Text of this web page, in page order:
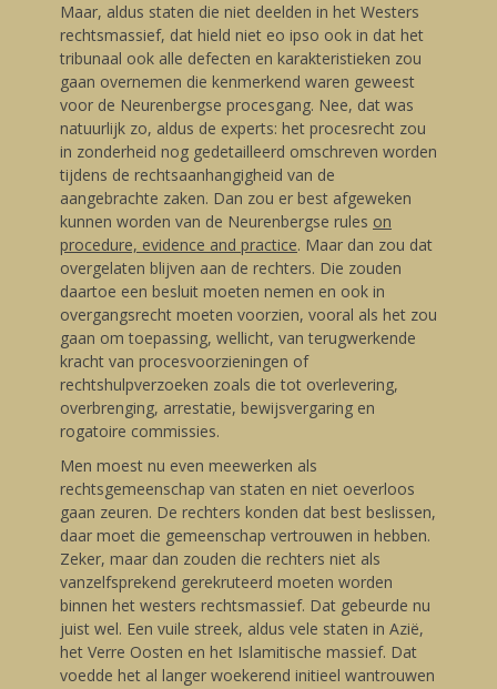
Maar, aldus staten die niet deelden in het Westers
rechtsmassief, dat hield niet eo ipso ook in dat het
tribunaal ook alle defecten en karakteristieken zou
gaan overnemen die kenmerkend waren geweest
voor de Neurenbergse procesgang. Nee, dat was
natuurlijk zo, aldus de experts: het procesrecht zou
in zonderheid nog gedetailleerd omschreven worden
tijdens de rechtsaanhangigheid van de
aangebrachte zaken. Dan zou er best afgeweken
kunnen worden van de Neurenbergse rules on
procedure, evidence and practice. Maar dan zou dat
overgelaten blijven aan de rechters. Die zouden
daartoe een besluit moeten nemen en ook in
overgangsrecht moeten voorzien, vooral als het zou
gaan om toepassing, wellicht, van terugwerkende
kracht van procesvoorzieningen of
rechtshulpverzoeken zoals die tot overlevering,
overbrenging, arrestatie, bewijsvergaring en
rogatoire commissies.
Men moest nu even meewerken als
rechtsgemeenschap van staten en niet oeverloos
gaan zeuren. De rechters konden dat best beslissen,
daar moet die gemeenschap vertrouwen in hebben.
Zeker, maar dan zouden die rechters niet als
vanzelfsprekend gerekruteerd moeten worden
binnen het westers rechtsmassief. Dat gebeurde nu
juist wel. Een vuile streek, aldus vele staten in Azië,
het Verre Oosten en het Islamitische massief. Dat
voedde het al langer woekerend initieel wantrouwen